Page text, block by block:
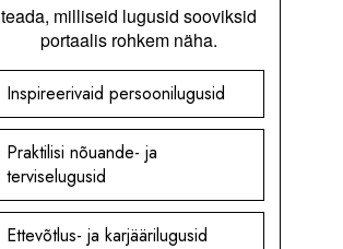
teada, milliseid lugusid sooviksid
portaalis rohkem näha.
Inspireerivaid persoonilugusid
Praktilisi nõuande- ja
terviselugusid
Ettevõtlus- ja karjäärilugusid